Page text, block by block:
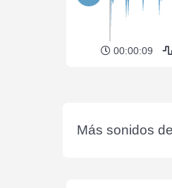
00:00:09
Más sonidos